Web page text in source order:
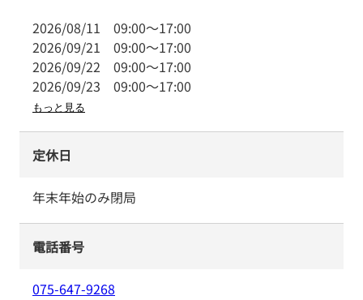
2026/08/11 09:00～17:00
2026/09/21 09:00～17:00
2026/09/22 09:00～17:00
2026/09/23 09:00～17:00
もっと見る
定休日
年末年始のみ閉局
電話番号
075-647-9268